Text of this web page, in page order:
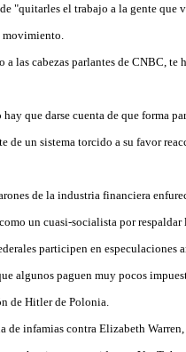
"quitarles el trabajo a la gente
a las cabezas parlantes de CNBC,
hay que darse cuenta de que forma
de un sistema torcido a su favor
de la industria financiera
un cuasi-socialista por
participen en especulaciones
algunos paguen muy pocos
de Hitler de Polonia.
de infamias contra Elizabeth